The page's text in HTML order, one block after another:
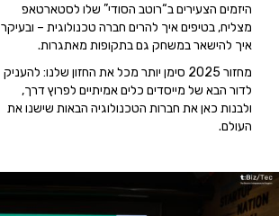
היזמים הצעירים ב“רוטב הסודי” שלו לסטארטאפ
מצליח, בטיפים איך להרים חברה טכנולוגית – ובעיקר
איך להישאר במשחק גם בתקופות מאתגרות.
מחזור 2025 סימן יותר מכל את החזון שלנו: להעניק
לדור הבא של מייסדים כלים אמיתיים לפרוץ דרך,
ולבנות כאן את חברות הטכנולוגיה הבאות שישנו את
העולם.